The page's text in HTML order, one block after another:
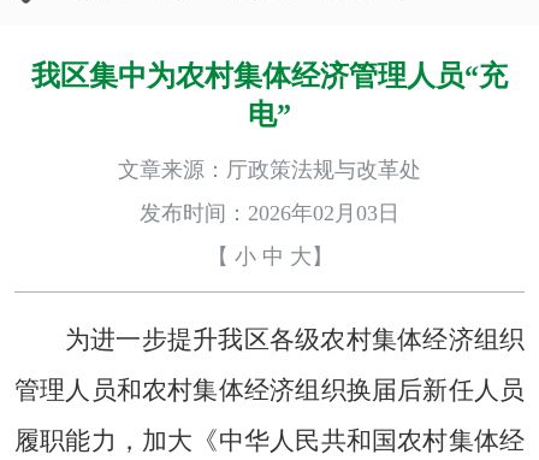
我区集中为农村集体经济管理人员“充
电”
文章来源：厅政策法规与改革处
发布时间：2026年02月03日
【 小 中 大 】
为进一步提升我区各级农村集体经济组织
管理人员和农村集体经济组织换届后新任人员
履职能力，加大《中华人民共和国农村集体经